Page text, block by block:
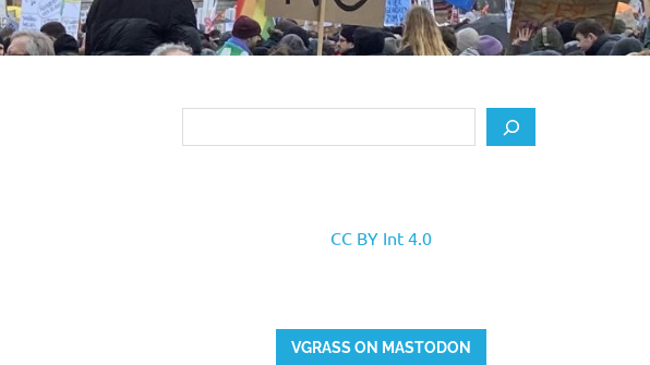
CC BY Int 4.0
VGRASS ON MASTODON